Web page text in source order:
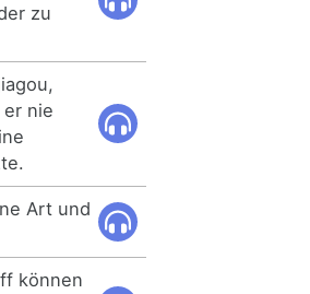
zu
nie
Art und
können